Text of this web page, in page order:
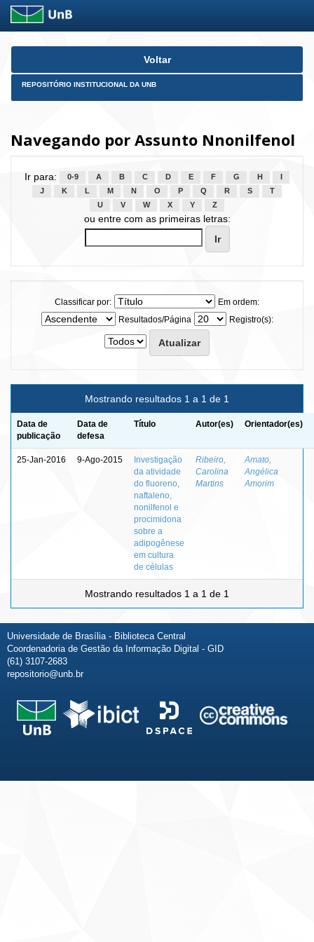
Skip
Voltar
REPOSITÓRIO INSTITUCIONAL DA UNB
Navegando por Assunto Nnonilfenol
Ir para: 0-9 A B C D E F G H
J
K L M N O P Q R S
T
U
V W X Y Z
ou entre com as primeiras letras:
Classificar por:
Em ordem:
Resultados/Página
Registro(s):
Mostrando resultados 1 a 1 de 1
Data de
publicação
Data de
defesa
Título Autor(es) Orientador(es)
25-Jan-2016 9-Ago-2015
Investigação
da atividade
do fluoreno,
naftaleno,
nonilfenol e
procimidona
sobre a
adipogênese
em cultura
de células
Ribeiro,
Carolina
Martins
Amato,
Angélica
Amorim
Mostrando resultados 1 a 1 de 1
Universidade de Brasília - Biblioteca Central
Coordenadoria de Gestão da Informação Digital - GID
(61) 3107-2683
repositorio@unb.br